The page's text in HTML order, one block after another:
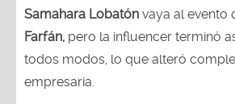
Samahara Lobatón vaya al evento
Farfán, pero la influencer terminó
todos modos, lo que alteró
empresaria.